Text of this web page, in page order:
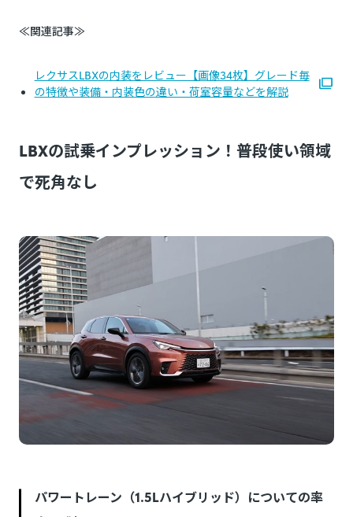
≪関連記事≫
レクサスLBXの内装をレビュー【画像34枚】グレード毎
の特徴や装備・内装色の違い・荷室容量などを解説
LBXの試乗インプレッション！普段使い領域
で死角なし
パワートレーン（1.5Lハイブリッド）についての率